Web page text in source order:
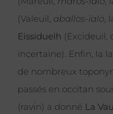
(Valeuil, aballos-ialo,
Eissiduelh (Excideuil,
incertaine). Enfin, la
de nombreux
passés en occitan
(ravin) a donné La